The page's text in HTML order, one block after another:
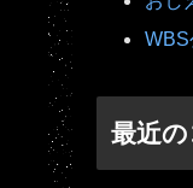
WBS
最近